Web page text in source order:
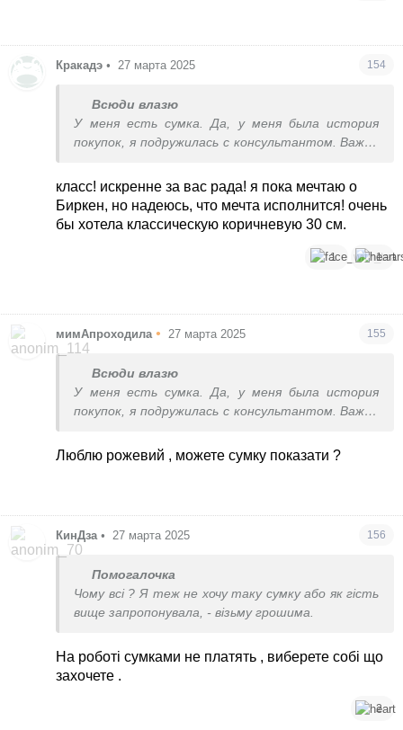
Кракадэ • 27 марта 2025 154
Всюди влазю
У меня есть сумка. Да, у меня была история
покупок, я подружилась с консультантом. Важно
Это была обувь мне, мужу, кое что из посуды на
подарки. Я оставляла запрос, что хотела бы
Биркин и в один день меня пригласили в бутик и
малышка. Что интересно чем меньше размер,
тыс))
Ну и теперь имея Биркин в истории покупок, я
могу заказывать раз в год Биркин или Келли
любую.
класс! искренне за вас рада! я пока мечтаю о
Биркен, но надеюсь, что мечта исполнится! очень
бы хотела классическую коричневую 30 см.
1 1
мимАпроходила • 27 марта 2025 155
Всюди влазю
У меня есть сумка. Да, у меня была история
покупок, я подружилась с консультантом. Важно
Это была обувь мне, мужу, кое что из посуды на
подарки. Я оставляла запрос, что хотела бы
тем дороже. Большую за 8 можно взять. Мне
тыс))
Ну и теперь имея Биркин в истории покупок, я
могу заказывать раз в год Биркин или Келли
Люблю рожевий , можете сумку показати ?
КинДза • 27 марта 2025 156
Помогалочка
Чому всі ? Я теж не хочу таку сумку або як гість
вище запропонувала, - візьму грошима.
На роботі сумками не платять , виберете собі що
захочете .
2